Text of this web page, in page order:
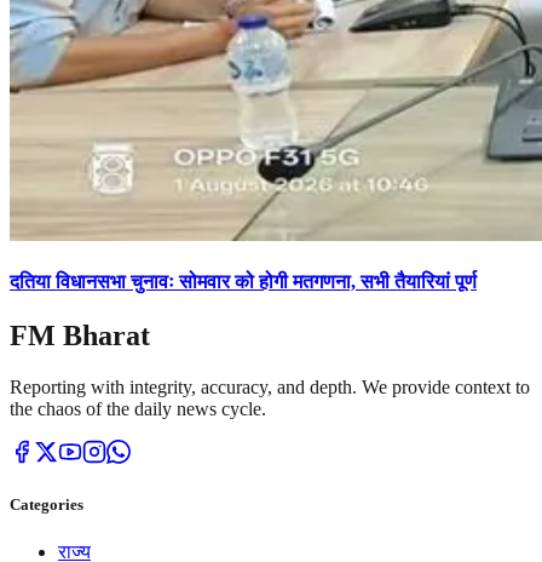
दतिया विधानसभा चुनावः सोमवार को होगी मतगणना, सभी तैयारियां पूर्ण
FM Bharat
Reporting with integrity, accuracy, and depth. We provide context to
the chaos of the daily news cycle.
Categories
राज्य